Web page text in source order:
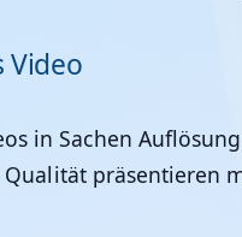
Video
in Sachen
präsentieren